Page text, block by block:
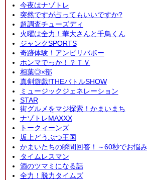
今夜はナゾトレ
突然ですが占ってもいいですか?
超調査チューズディ
火曜は全力！華大さんと千鳥くん
ジャンクSPORTS
奇跡体験！アンビリバボー
ホンマでっか！？ＴＶ
相葉◎×部
真剣遊戯!THEバトルSHOW
ミュージックジェネレーション
STAR
街グルメをマジ探索！かまいまち
ナゾトレMAXXX
トークィーンズ
坂上どうぶつ王国
かまいたちの瞬間回答！～60秒でお悩
タイムレスマン
酒のツマミになる話
全力！脱力タイムズ